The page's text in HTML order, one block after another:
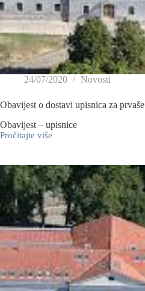
24/07/2020 Novosti
Obavijest o dostavi upisnica za prvaše
Obavijest – upisnice
Pročitajte više